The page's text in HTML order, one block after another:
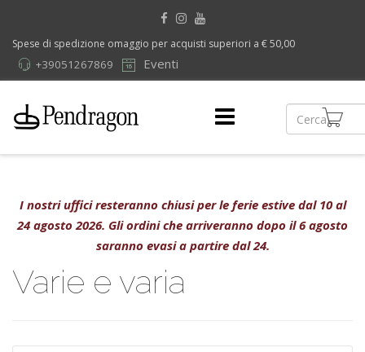
Spese di spedizione omaggio per acquisti superiori a € 50,00
Eventi
+39051267869
I nostri uffici resteranno chiusi per le ferie estive dal 10 al
24 agosto 2026. Gli ordini che arriveranno dopo il 6 agosto
saranno evasi a partire dal 24.
Varie e varia